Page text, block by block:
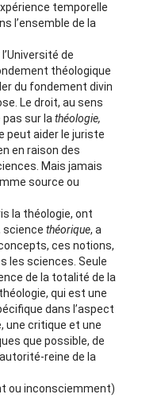
temporelle
l’ensemble de la
de
théologique
du fondement divin
Le droit, au sens
sur la théologie,
peut aider le juriste
en raison des
Mais jamais
source ou
la théologie, ont
science théorique, a
ces notions,
les sciences. Seule
de la totalité de la
qui est une
dans l’aspect
une critique et une
que possible, de
reine de la
ou inconsciemment)